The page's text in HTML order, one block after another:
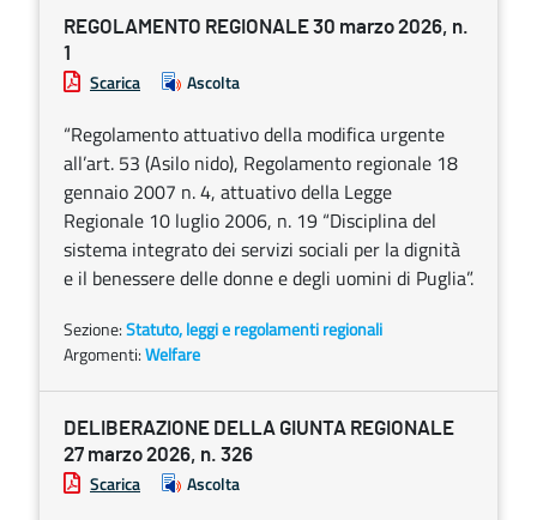
REGOLAMENTO REGIONALE 30 marzo 2026, n.
1
Scarica Ascolta
“Regolamento attuativo della modifica urgente
all’art. 53 (Asilo nido), Regolamento regionale 18
gennaio 2007 n. 4, attuativo della Legge
Regionale 10 luglio 2006, n. 19 “Disciplina del
sistema integrato dei servizi sociali per la dignità
e il benessere delle donne e degli uomini di Puglia”.
Sezione:Statuto, leggi e regolamenti regionali
Argomenti:Welfare
DELIBERAZIONE DELLA GIUNTA REGIONALE
27 marzo 2026, n. 326
Scarica Ascolta